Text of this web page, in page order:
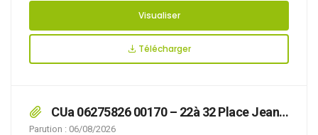
Visualiser
Télécharger
CUa 06275826 00170 – 22à 32 Place Jean
Moulin
Parution : 06/08/2026